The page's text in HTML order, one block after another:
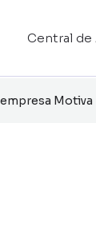
Central de
Motiva